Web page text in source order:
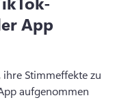
App
Stimmeffekte zu
aufgenommen